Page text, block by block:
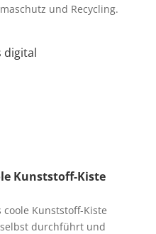
und Recycling.
digital
Kunststoff-Kiste
Kunststoff-Kiste
durchführt und